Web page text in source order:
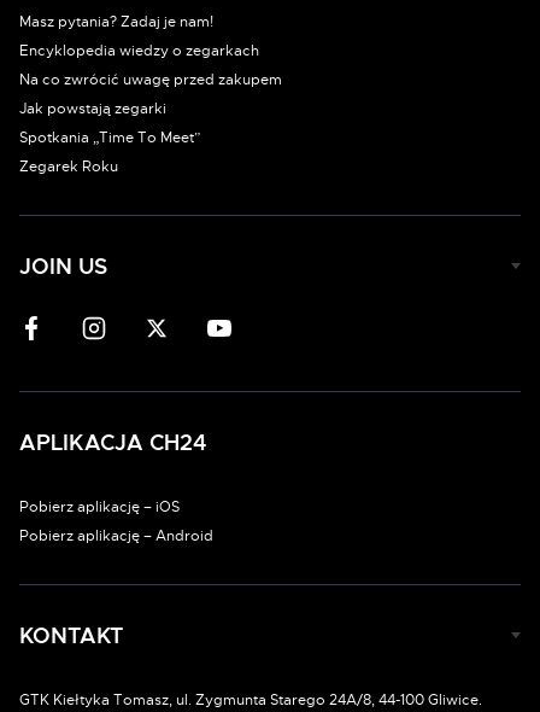
Masz pytania? Zadaj je nam!
Encyklopedia wiedzy o zegarkach
Na co zwrócić uwagę przed zakupem
Jak powstają zegarki
Spotkania „Time To Meet”
Zegarek Roku
JOIN US
APLIKACJA CH24
Pobierz aplikację – iOS
Pobierz aplikację – Android
KONTAKT
GTK Kiełtyka Tomasz, ul. Zygmunta Starego 24A/8, 44-100 Gliwice.